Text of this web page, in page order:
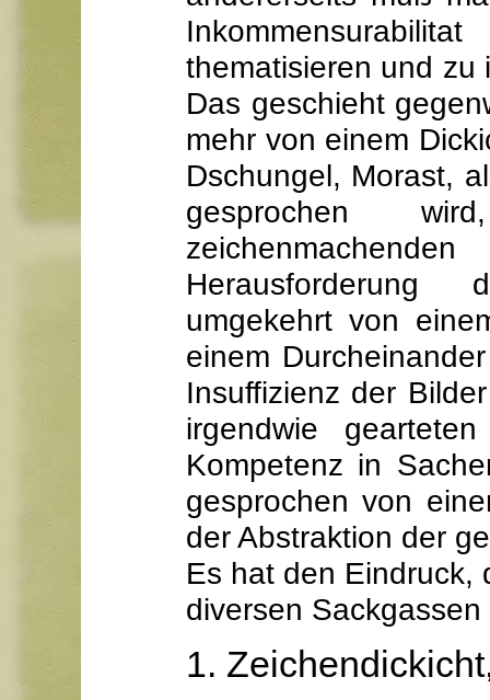
thematisieren und zu
Das geschieht
mehr von einem
Dschungel, Morast,
gesprochen
Herausforderung
umgekehrt von
einem
Insuffizienz der
irgendwie
Kompetenz in
gesprochen von
der Abstraktion der
Es hat den Eindruck,
diversen Sackgassen
1.